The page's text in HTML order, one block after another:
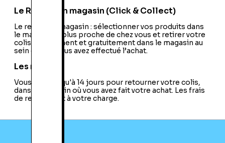
Le Retrait en magasin (Click & Collect)
Le retrait en magasin : sélectionner vos produits dans
le magasin le plus proche de chez vous et retirer votre
colis directement et gratuitement dans le magasin au
sein duquel vous avez effectué l’achat.
Les retours
Vous avez jusqu'à 14 jours pour retourner votre colis,
dans le magasin où vous avez fait votre achat. Les frais
de retour sont à votre charge.